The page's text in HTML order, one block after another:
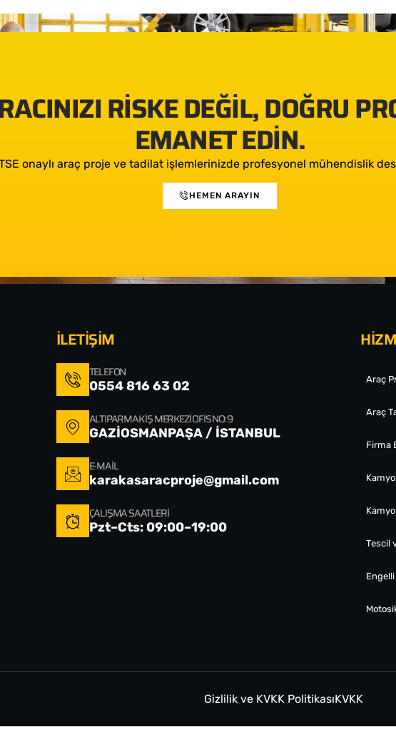
RISKE DEĞIL, DOĞRU
EMANET EDIN.
onaylı araç proje ve tadilat işlemlerinizde profesyonel mühendislik
HEMEN ARAYIN
İLETİŞİM
TELEFON
0554 816 63 02
ALTIPARMAK İŞ MERKEZI OFIS NO: 9
GAZİOSMANPAŞA / İSTANBUL
E-MAIL
karakasaracproje@gmail.com
ÇALIŞMA SAATLERI
Pzt–Cts: 09:00–19:00
Araç
Araç
Firma
Tescil
Gizlilik ve KVKK PolitikasıKVKK